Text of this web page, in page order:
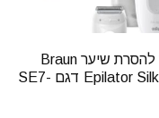
מכשיר להסרת שיער Braun
Epilator Silk-épil 7 דגם SE7-